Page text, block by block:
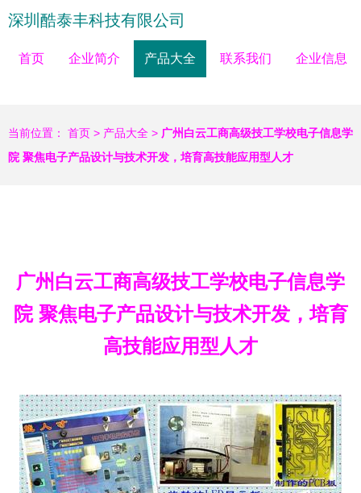
深圳酷泰丰科技有限公司
首页 企业简介 产品大全 联系我们 企业信息
当前位置： 首页 > 产品大全 > 广州白云工商高级技工学校电子信息学
院 聚焦电子产品设计与技术开发，培育高技能应用型人才
广州白云工商高级技工学校电子信息学
院 聚焦电子产品设计与技术开发，培育
高技能应用型人才